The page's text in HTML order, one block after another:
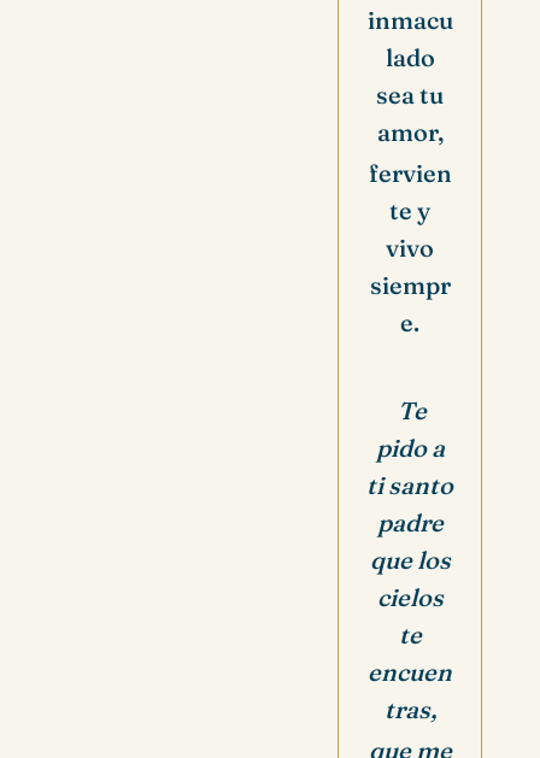
inmacu
lado
sea tu
amor,
fervien
te y
vivo
siempr
e.
Te
pido a
ti santo
padre
que los
cielos
te
encuen
tras,
que me